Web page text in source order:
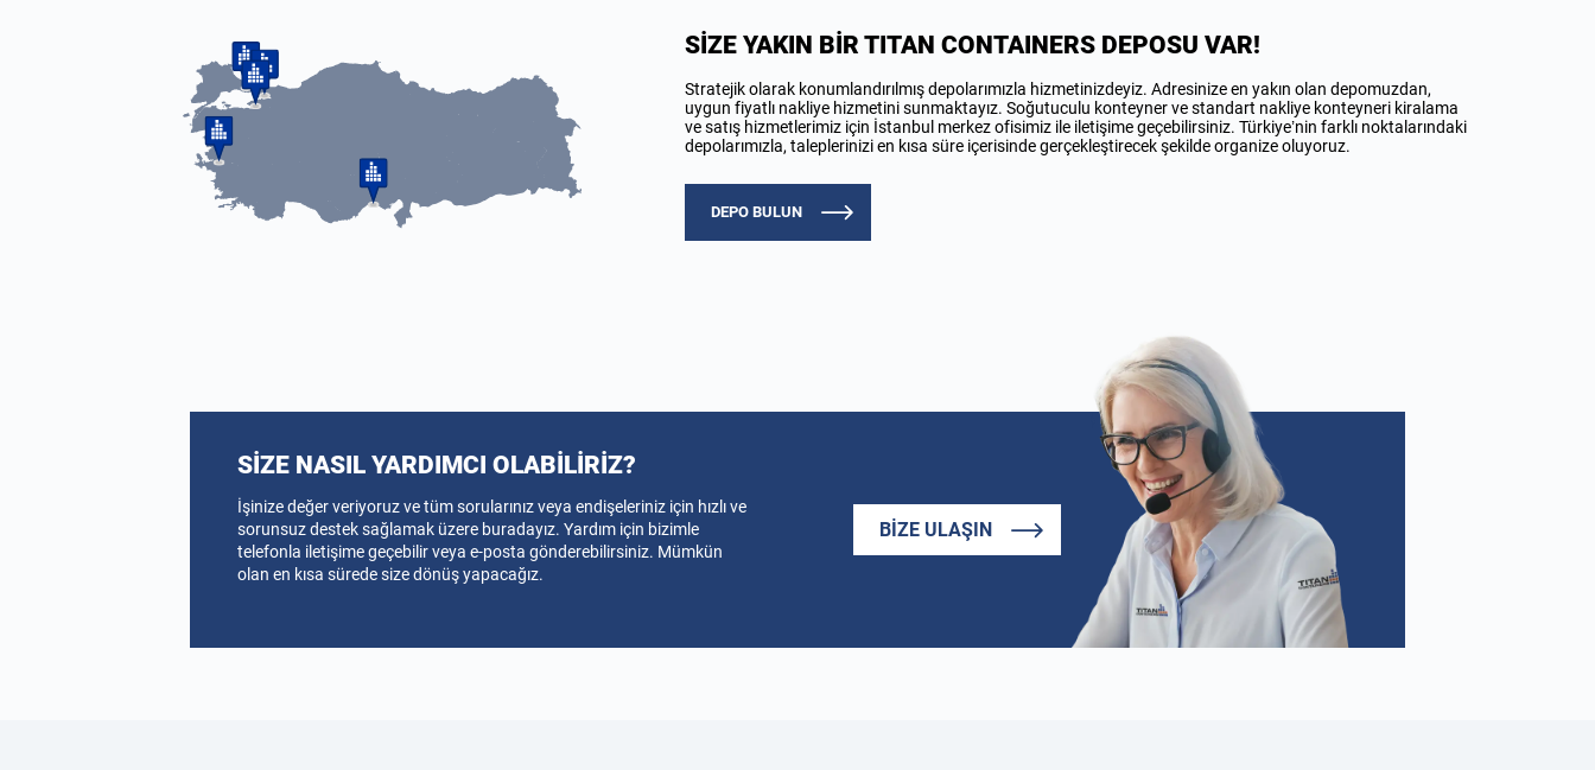
SİZE YAKIN BİR TITAN CONTAINERS DEPOSU VAR!
Stratejik olarak konumlandırılmış depolarımızla hizmetinizdeyiz. Adresinize en yakın olan depomuzdan,
uygun fiyatlı nakliye hizmetini sunmaktayız. Soğutuculu konteyner ve standart nakliye konteyneri kiralama
ve satış hizmetlerimiz için İstanbul merkez ofisimiz ile iletişime geçebilirsiniz. Türkiye’nin farklı noktalarındaki
depolarımızla, taleplerinizi en kısa süre içerisinde gerçekleştirecek şekilde organize oluyoruz.
DEPO BULUN
SİZE NASIL YARDIMCI OLABİLİRİZ?
İşinize değer veriyoruz ve tüm sorularınız veya endişeleriniz için hızlı ve
sorunsuz destek sağlamak üzere buradayız. Yardım için bizimle
telefonla iletişime geçebilir veya e-posta gönderebilirsiniz. Mümkün
olan en kısa sürede size dönüş yapacağız.
BIZE ULAŞIN